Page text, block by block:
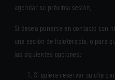
agendar su próxima sesión.
Si desea ponerse en contacto con
una sesión de fisioterapia, o para
las siguientes opciones:
Si quiere reservar su cita